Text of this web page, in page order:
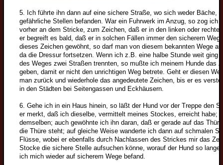
5. Ich führte ihn dann auf eine sichere Straße, wo sich weder Bäche,
gefährliche Stellen befanden. War ein Fuhrwerk im Anzug, so zog ich
vorher an dem Stricke, zum Zeichen, daß er in den linken oder
er begreift es bald, daß er in solchen Fällen immer den sicherern
dieses Zeichen gewöhnt, so darf man von diesem bekannten Wege
da die Dressur fortsetzen. Wenn ich z.B. eine halbe Stunde weit ging
des Weges zwei Straßen trennten, so mußte ich meinem Hunde das
geben, damit er nicht den unrichtigen Weg betrete. Geht er diesen
man zurück und wiederhole das angedeutete Zeichen, bis er es
in den Städten bei Seitengassen und Eckhäusern.
6. Gehe ich in ein Haus hinein, so läßt der Hund vor der Treppe den
er merkt, daß ich dieselbe, vermittelt meines Stockes, erreicht habe;
demselben; auch gewöhnte ich ihn daran, daß er gerade auf das
die Thüre steht; auf gleiche Weise wanderte ich dann auf schmalen
Flüsse, wobei er ebenfalls durch Nachlassen des Strickes mir das
Stocke die sichere Stelle aufsuchen könne, worauf der Hund so
ich mich wieder auf sicherem Wege befand.
Welpen
Wolfsspitzwelpen
Großspitzwelpen
Mittelspitzwelpen